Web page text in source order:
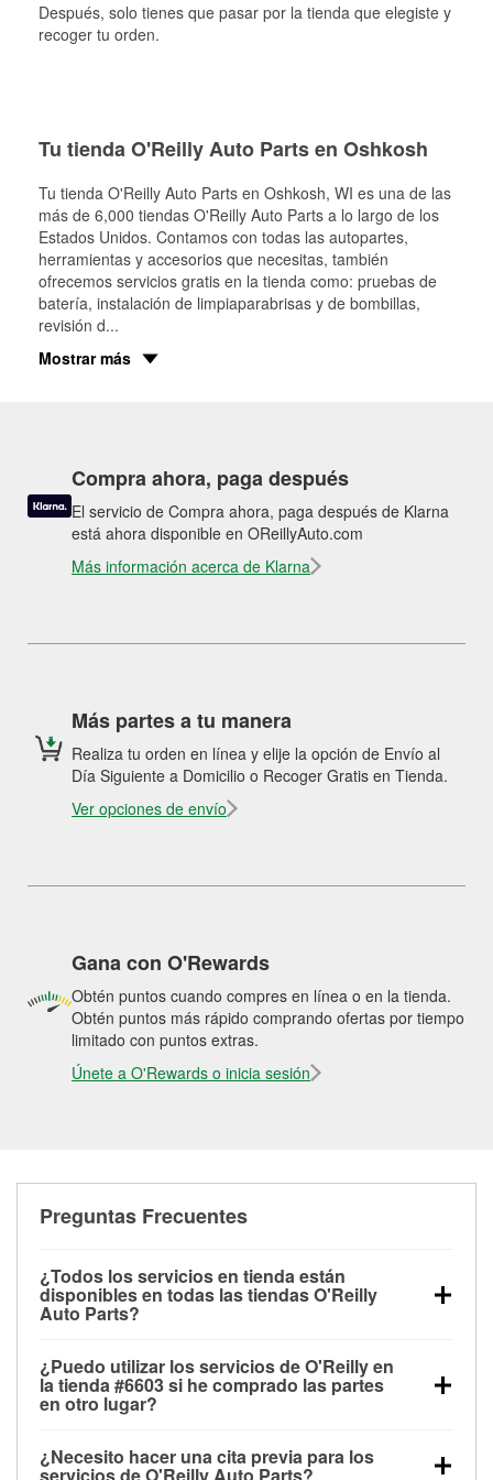
Después, solo tienes que pasar por la tienda que elegiste y
recoger tu orden.
Tu tienda O'Reilly Auto Parts en Oshkosh
Tu tienda O'Reilly Auto Parts en Oshkosh, WI es una de las
más de 6,000 tiendas O'Reilly Auto Parts a lo largo de los
Estados Unidos. Contamos con todas las autopartes,
herramientas y accesorios que necesitas, también
ofrecemos servicios gratis en la tienda como: pruebas de
batería, instalación de limpiaparabrisas y de bombillas,
revisión d...
Mostrar más
Compra ahora, paga después
El servicio de Compra ahora, paga después de Klarna
está ahora disponible en OReillyAuto.com
Más información acerca de Klarna
Más partes a tu manera
Realiza tu orden en línea y elije la opción de Envío al
Día Siguiente a Domicilio o Recoger Gratis en Tienda.
Ver opciones de envío
Gana con O'Rewards
Obtén puntos cuando compres en línea o en la tienda.
Obtén puntos más rápido comprando ofertas por tiempo
limitado con puntos extras.
Únete a O'Rewards o inicia sesión
Preguntas Frecuentes
¿Todos los servicios en tienda están
disponibles en todas las tiendas O'Reilly
Auto Parts?
las pruebas de batería, pruebas de alternador y
motor de arranque, revisión de la luz “Check Engine”
con O'Reilly VeriScan® e instalación de
limpiaparabrisas o bombillas, están disponibles en
todas las tiendas O'Reilly Auto Parts. La tienda
¿Puedo utilizar los servicios de O'Reilly en
la tienda #6603 si he comprado las partes
en otro lugar?
de O'Reilly Auto Parts que estén disponibles en la
¿Necesito hacer una cita previa para los